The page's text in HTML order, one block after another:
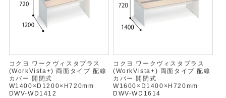
コクヨ ワークヴィスタプラス
(WorkVista+) 両面タイプ 配線
カバー 開閉式
W1400×D1200×H720mm
DWV-WD1412
コクヨ ワークヴィスタプラス
(WorkVista+) 両面タイプ 配線
カバー 開閉式
W1600×D1400×H720mm
DWV-WD1614